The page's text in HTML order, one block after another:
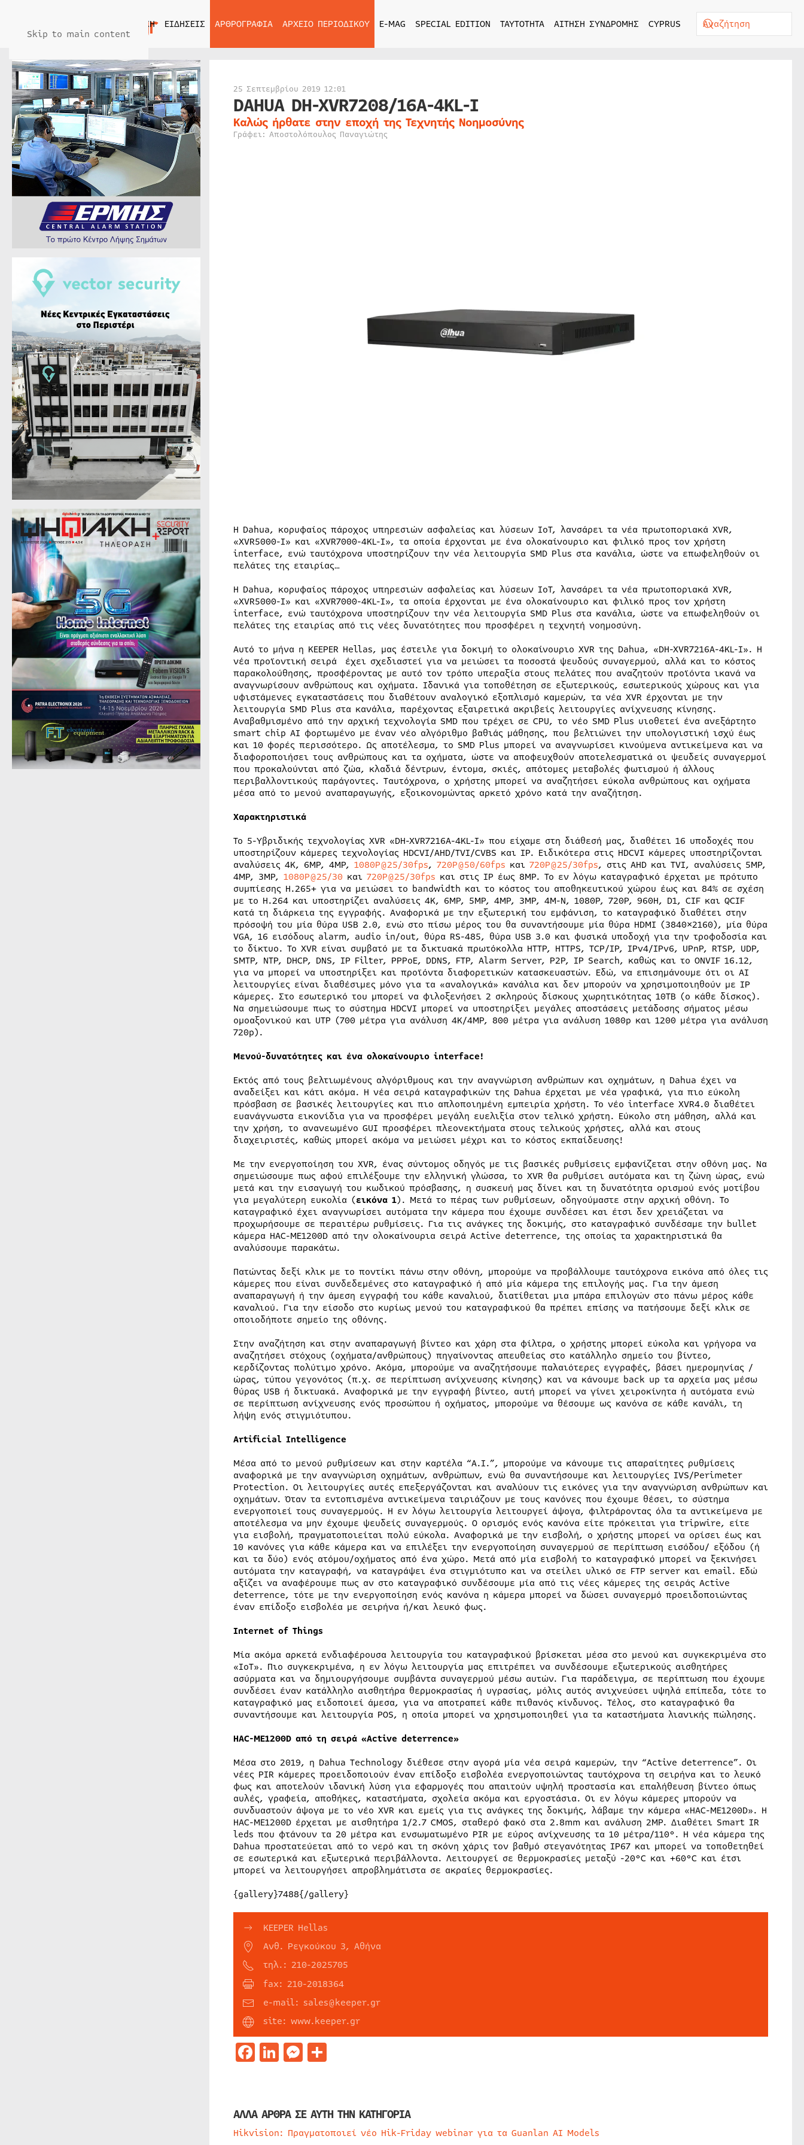
Skip to main content
ΑΡΧΙΚΗ ΕΙΔΗΣΕΙΣ ΑΡΘΡΟΓΡΑΦΙΑ ΑΡΧΕΙΟ ΠΕΡΙΟΔΙΚΟΥ E-MAG SPECIAL EDITION ΤΑΥΤΟΤΗΤΑ ΑΙΤΗΣΗ ΣΥΝΔΡΟΜΗΣ CYPRUS
25 Σεπτεμβρίου 2019 12:01
DAHUA DH-XVR7208/16A-4KL-I
Καλώς ήρθατε στην εποχή της Τεχνητής Νοημοσύνης
Γράφει: Αποστολόπουλος Παναγιώτης
Η Dahua, κορυφαίος πάροχος υπηρεσιών ασφαλείας και λύσεων IoT, λανσάρει τα νέα πρωτοποριακά XVR,
«XVR5000-I» και «XVR7000-4KL-I», τα οποία έρχονται με ένα ολοκαίνουριο και φιλικό προς τον χρήστη
interface, ενώ ταυτόχρονα υποστηρίζουν την νέα λειτουργία SMD Plus στα κανάλια, ώστε να επωφεληθούν οι
πελάτες της εταιρίας…
Η Dahua, κορυφαίος πάροχος υπηρεσιών ασφαλείας και λύσεων IoT, λανσάρει τα νέα πρωτοποριακά XVR,
«XVR5000-I» και «XVR7000-4KL-I», τα οποία έρχονται με ένα ολοκαίνουριο και φιλικό προς τον χρήστη
interface, ενώ ταυτόχρονα υποστηρίζουν την νέα λειτουργία SMD Plus στα κανάλια, ώστε να επωφεληθούν οι
πελάτες της εταιρίας από τις νέες δυνατότητες που προσφέρει η τεχνητή νοημοσύνη.
Αυτό το μήνα η KEEPER Hellas, μας έστειλε για δοκιμή το ολοκαίνουριο XVR της Dahua, «DH-XVR7216A-4KL-I». Η
νέα προϊοντική σειρά έχει σχεδιαστεί για να μειώσει τα ποσοστά ψευδούς συναγερμού, αλλά και το κόστος
παρακολούθησης, προσφέροντας με αυτό τον τρόπο υπεραξία στους πελάτες που αναζητούν προϊόντα ικανά να
αναγνωρίσουν ανθρώπους και οχήματα. Ιδανικά για τοποθέτηση σε εξωτερικούς, εσωτερικούς χώρους και για
υφιστάμενες εγκαταστάσεις που διαθέτουν αναλογικό εξοπλισμό καμερών, τα νέα XVR έρχονται με την
λειτουργία SMD Plus στα κανάλια, παρέχοντας εξαιρετικά ακριβείς λειτουργίες ανίχνευσης κίνησης.
Αναβαθμισμένο από την αρχική τεχνολογία SMD που τρέχει σε CPU, το νέο SMD Plus υιοθετεί ένα ανεξάρτητο
smart chip AI φορτωμένο με έναν νέο αλγόριθμο βαθιάς μάθησης, που βελτιώνει την υπολογιστική ισχύ έως
και 10 φορές περισσότερο. Ως αποτέλεσμα, το SMD Plus μπορεί να αναγνωρίσει κινούμενα αντικείμενα και να
διαφοροποιήσει τους ανθρώπους και τα οχήματα, ώστε να αποφευχθούν αποτελεσματικά οι ψευδείς συναγερμοί
που προκαλούνται από ζώα, κλαδιά δέντρων, έντομα, σκιές, απότομες μεταβολές φωτισμού ή άλλους
περιβαλλοντικούς παράγοντες. Ταυτόχρονα, ο χρήστης μπορεί να αναζητήσει εύκολα ανθρώπους και οχήματα
μέσα από το μενού αναπαραγωγής, εξοικονομώντας αρκετό χρόνο κατά την αναζήτηση.
Χαρακτηριστικά
Το 5-Υβριδικής τεχνολογίας XVR «DH-XVR7216A-4KL-I» που είχαμε στη διάθεσή μας, διαθέτει 16 υποδοχές που
υποστηρίζουν κάμερες τεχνολογίας HDCVI/AHD/TVI/CVBS και IP. Ειδικότερα στις HDCVI κάμερες υποστηρίζονται
αναλύσεις 4K, 6MP, 4MP, 1080P@25/30fps, 720P@50/60fps και 720P@25/30fps, στις AHD και TVI, αναλύσεις 5MP,
4MP, 3MP, 1080P@25/30 και 720P@25/30fps και στις IP έως 8MP. Το εν λόγω καταγραφικό έρχεται με πρότυπο
συμπίεσης H.265+ για να μειώσει το bandwidth και το κόστος του αποθηκευτικού χώρου έως και 84% σε σχέση
με το H.264 και υποστηρίζει αναλύσεις 4K, 6MP, 5MP, 4MP, 3MP, 4M-N, 1080P, 720P, 960H, D1, CIF και QCIF
κατά τη διάρκεια της εγγραφής. Αναφορικά με την εξωτερική του εμφάνιση, το καταγραφικό διαθέτει στην
πρόσοψή του μία θύρα USB 2.0, ενώ στο πίσω μέρος του θα συναντήσουμε μία θύρα HDMI (3840×2160), μία θύρα
VGA, 16 εισόδους alarm, audio in/out, θύρα RS-485, θύρα USB 3.0 και φυσικά υποδοχή για την τροφοδοσία και
το δίκτυο. Το XVR είναι συμβατό με τα δικτυακά πρωτόκολλα HTTP, HTTPS, TCP/IP, IPv4/IPv6, UPnP, RTSP, UDP,
SMTP, NTP, DHCP, DNS, IP Filter, PPPoE, DDNS, FTP, Alarm Server, P2P, IP Search, καθώς και το ONVIF 16.12,
για να μπορεί να υποστηρίξει και προϊόντα διαφορετικών κατασκευαστών. Εδώ, να επισημάνουμε ότι οι AI
λειτουργίες είναι διαθέσιμες μόνο για τα «αναλογικά» κανάλια και δεν μπορούν να χρησιμοποιηθούν με IP
κάμερες. Στο εσωτερικό του μπορεί να φιλοξενήσει 2 σκληρούς δίσκους χωρητικότητας 10TB (ο κάθε δίσκος).
Να σημειώσουμε πως το σύστημα HDCVI μπορεί να υποστηρίξει μεγάλες αποστάσεις μετάδοσης σήματος μέσω
ομοαξονικού και UTP (700 μέτρα για ανάλυση 4K/4MP, 800 μέτρα για ανάλυση 1080p και 1200 μέτρα για ανάλυση
720p).
Μενού-δυνατότητες και ένα ολοκαίνουριο interface!
Εκτός από τους βελτιωμένους αλγόριθμους και την αναγνώριση ανθρώπων και οχημάτων, η Dahua έχει να
αναδείξει και κάτι ακόμα. Η νέα σειρά καταγραφικών της Dahua έρχεται με νέα γραφικά, για πιο εύκολη
πρόσβαση σε βασικές λειτουργίες και πιο απλοποιημένη εμπειρία χρήστη. Το νέο interface XVR4.0 διαθέτει
ευανάγνωστα εικονίδια για να προσφέρει μεγάλη ευελιξία στον τελικό χρήστη. Εύκολο στη μάθηση, αλλά και
την χρήση, το ανανεωμένο GUI προσφέρει πλεονεκτήματα στους τελικούς χρήστες, αλλά και στους
διαχειριστές, καθώς μπορεί ακόμα να μειώσει μέχρι και το κόστος εκπαίδευσης!
Με την ενεργοποίηση του XVR, ένας σύντομος οδηγός με τις βασικές ρυθμίσεις εμφανίζεται στην οθόνη μας. Να
σημειώσουμε πως αφού επιλέξουμε την ελληνική γλώσσα, το XVR θα ρυθμίσει αυτόματα και τη ζώνη ώρας, ενώ
μετά και την εισαγωγή του κωδικού πρόσβασης, η συσκευή μας δίνει και τη δυνατότητα ορισμού ενός μοτίβου
για μεγαλύτερη ευκολία (εικόνα 1). Μετά το πέρας των ρυθμίσεων, οδηγούμαστε στην αρχική οθόνη. Το
καταγραφικό έχει αναγνωρίσει αυτόματα την κάμερα που έχουμε συνδέσει και έτσι δεν χρειάζεται να
προχωρήσουμε σε περαιτέρω ρυθμίσεις. Για τις ανάγκες της δοκιμής, στο καταγραφικό συνδέσαμε την bullet
κάμερα HAC-ME1200D από την ολοκαίνουρια σειρά Active deterrence, της οποίας τα χαρακτηριστικά θα
αναλύσουμε παρακάτω.
Πατώντας δεξί κλικ με το ποντίκι πάνω στην οθόνη, μπορούμε να προβάλλουμε ταυτόχρονα εικόνα από όλες τις
κάμερες που είναι συνδεδεμένες στο καταγραφικό ή από μία κάμερα της επιλογής μας. Για την άμεση
αναπαραγωγή ή την άμεση εγγραφή του κάθε καναλιού, διατίθεται μια μπάρα επιλογών στο πάνω μέρος κάθε
καναλιού. Για την είσοδο στο κυρίως μενού του καταγραφικού θα πρέπει επίσης να πατήσουμε δεξί κλικ σε
οποιοδήποτε σημείο της οθόνης.
Στην αναζήτηση και στην αναπαραγωγή βίντεο και χάρη στα φίλτρα, ο χρήστης μπορεί εύκολα και γρήγορα να
αναζητήσει στόχους (οχήματα/ανθρώπους) πηγαίνοντας απευθείας στο κατάλληλο σημείο του βίντεο,
κερδίζοντας πολύτιμο χρόνο. Ακόμα, μπορούμε να αναζητήσουμε παλαιότερες εγγραφές, βάσει ημερομηνίας /
ώρας, τύπου γεγονότος (π.χ. σε περίπτωση ανίχνευσης κίνησης) και να κάνουμε back up τα αρχεία μας μέσω
θύρας USB ή δικτυακά. Αναφορικά με την εγγραφή βίντεο, αυτή μπορεί να γίνει χειροκίνητα ή αυτόματα ενώ
σε περίπτωση ανίχνευσης ενός προσώπου ή οχήματος, μπορούμε να θέσουμε ως κανόνα σε κάθε κανάλι, τη
λήψη ενός στιγμιότυπου.
Artificial Intelligence
Μέσα από το μενού ρυθμίσεων και στην καρτέλα “A.I.”, μπορούμε να κάνουμε τις απαραίτητες ρυθμίσεις
αναφορικά με την αναγνώριση οχημάτων, ανθρώπων, ενώ θα συναντήσουμε και λειτουργίες IVS/Perimeter
Protection. Οι λειτουργίες αυτές επεξεργάζονται και αναλύουν τις εικόνες για την αναγνώριση ανθρώπων και
οχημάτων. Όταν τα εντοπισμένα αντικείμενα ταιριάζουν με τους κανόνες που έχουμε θέσει, το σύστημα
ενεργοποιεί τους συναγερμούς. Η εν λόγω λειτουργία λειτουργεί άψογα, φιλτράροντας όλα τα αντικείμενα με
αποτέλεσμα να μην έχουμε ψευδείς συναγερμούς. Ο ορισμός ενός κανόνα είτε πρόκειται για tripwire, είτε
για εισβολή, πραγματοποιείται πολύ εύκολα. Αναφορικά με την εισβολή, ο χρήστης μπορεί να ορίσει έως και
10 κανόνες για κάθε κάμερα και να επιλέξει την ενεργοποίηση συναγερμού σε περίπτωση εισόδου/ εξόδου (ή
και τα δύο) ενός ατόμου/οχήματος από ένα χώρο. Μετά από μία εισβολή το καταγραφικό μπορεί να ξεκινήσει
αυτόματα την καταγραφή, να καταγράψει ένα στιγμιότυπο και να στείλει υλικό σε FTP server και email. Εδώ
αξίζει να αναφέρουμε πως αν στο καταγραφικό συνδέσουμε μία από τις νέες κάμερες της σειράς Active
deterrence, τότε με την ενεργοποίηση ενός κανόνα η κάμερα μπορεί να δώσει συναγερμό προειδοποιώντας
έναν επίδοξο εισβολέα με σειρήνα ή/και λευκό φως.
Internet of Things
Μία ακόμα αρκετά ενδιαφέρουσα λειτουργία του καταγραφικού βρίσκεται μέσα στο μενού και συγκεκριμένα στο
«IoT». Πιο συγκεκριμένα, η εν λόγω λειτουργία μας επιτρέπει να συνδέσουμε εξωτερικούς αισθητήρες
ασύρματα και να δημιουργήσουμε συμβάντα συναγερμού μέσω αυτών. Για παράδειγμα, σε περίπτωση που έχουμε
συνδέσει έναν κατάλληλο αισθητήρα θερμοκρασίας ή υγρασίας, μόλις αυτός ανιχνεύσει υψηλά επίπεδα, τότε το
καταγραφικό μας ειδοποιεί άμεσα, για να αποτραπεί κάθε πιθανός κίνδυνος. Τέλος, στο καταγραφικό θα
συναντήσουμε και λειτουργία POS, η οποία μπορεί να χρησιμοποιηθεί για τα καταστήματα λιανικής πώλησης.
HAC-ME1200D απότη σειρά«Active deterrence»
Μέσα στο 2019, η Dahua Technology διέθεσε στην αγορά μία νέα σειρά καμερών, την “Active deterrence”. Οι
νέες PIR κάμερες προειδοποιούν έναν επίδοξο εισβολέα ενεργοποιώντας ταυτόχρονα τη σειρήνα και το λευκό
φως και αποτελούν ιδανική λύση για εφαρμογές που απαιτούν υψηλή προστασία και επαλήθευση βίντεο όπως
αυλές, γραφεία, αποθήκες, καταστήματα, σχολεία ακόμα και εργοστάσια. Οι εν λόγω κάμερες μπορούν να
συνδυαστούν άψογα με το νέο XVR και εμείς για τις ανάγκες της δοκιμής, λάβαμε την κάμερα «HAC-ME1200D». Η
HAC-ME1200D έρχεται με αισθητήρα 1/2.7 CMOS, σταθερό φακό στα 2.8mm και ανάλυση 2MP. Διαθέτει Smart IR
leds που φτάνουν τα 20 μέτρα και ενσωματωμένο PIR με εύρος ανίχνευσης τα 10 μέτρα/110°. Η νέα κάμερα της
Dahua προστατεύεται από το νερό και τη σκόνη χάρις τον βαθμό στεγανότητας IP67 και μπορεί να τοποθετηθεί
σε εσωτερικά και εξωτερικά περιβάλλοντα. Λειτουργεί σε θερμοκρασίες μεταξύ -20°C και +60°C και έτσι
μπορεί να λειτουργήσει απροβλημάτιστα σε ακραίες θερμοκρασίες.
{gallery}7488{/gallery}
KEEPER Hellas
Ανθ. Ρεγκούκου 3, Αθήνα
τηλ.: 210-2025705
fax: 210-2018364
e-mail: sales@keeper.gr
site: www.keeper.gr
Facebook
LinkedIn
Messenger
Μοιραστείτε
ΑΛΛΑ ΑΡΘΡΑ ΣΕ ΑΥΤΗ ΤΗΝ ΚΑΤΗΓΟΡΙΑ
Hikvision: Πραγματοποιεί νέο Hik-Friday webinar για τα Guanlan AI Models